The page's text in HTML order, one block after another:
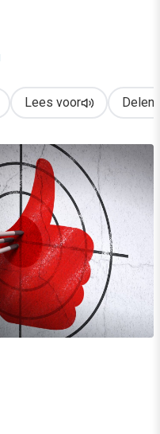
Lees voor Delen